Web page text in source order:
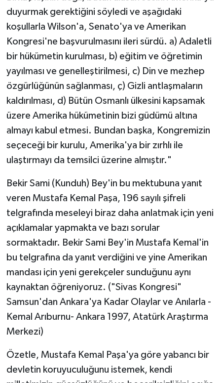
duyurmak gerektiğini söyledi ve aşağıdaki
koşullarla Wilson'a, Senato'ya ve Amerikan
Kongresi'ne başvurulmasını ileri sürdü. a) Adaletli
bir hükümetin kurulması, b) eğitim ve öğretimin
yayılması ve genelleştirilmesi, c) Din ve mezhep
özgürlüğünün sağlanması, ç) Gizli antlaşmaların
kaldırılması, d) Bütün Osmanlı ülkesini kapsamak
üzere Amerika hükümetinin bizi güdümü altına
almayı kabul etmesi. Bundan başka, Kongremizin
seçeceği bir kurulu, Amerika'ya bir zırhlı ile
ulaştırmayı da temsilci üzerine almıştır."
Bekir Sami (Kunduh) Bey'in bu mektubuna yanıt
veren Mustafa Kemal Paşa, 196 sayılı şifreli
telgrafında meseleyi biraz daha anlatmak için yeni
açıklamalar yapmakta ve bazı sorular
sormaktadır. Bekir Sami Bey'in Mustafa Kemal'in
bu telgrafına da yanıt verdiğini ve yine Amerikan
mandası için yeni gerekçeler sunduğunu aynı
kaynaktan öğreniyoruz. ("Sivas Kongresi"
Samsun'dan Ankara'ya Kadar Olaylar ve Anılarla -
Kemal Arıburnu- Ankara 1997, Atatürk Araştırma
Merkezi)
Özetle, Mustafa Kemal Paşa'ya göre yabancı bir
devletin koruyuculuğunu istemek, kendi